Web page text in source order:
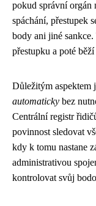
pokud správní orgán
spáchání, přestupek
body ani jiné
přestupku a poté
Důležitým aspektem
automaticky bez
Centrální registr
povinnost sledovat
kdy k tomu nastane
administrativou
kontrolovat svůj